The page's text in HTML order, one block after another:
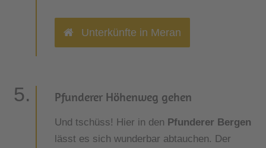
Unterkünfte in Meran
Pfunderer Höhenweg gehen
Und tschüss! Hier in den Pfunderer Bergen
lässt es sich wunderbar abtauchen. Der